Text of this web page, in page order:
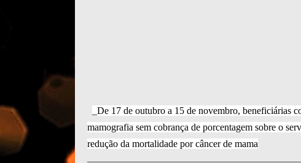
_De 17 de outubro a 15 de novembro, beneficiárias
mamografia sem cobrança de porcentagem sobre o
redução da mortalidade por câncer de mama